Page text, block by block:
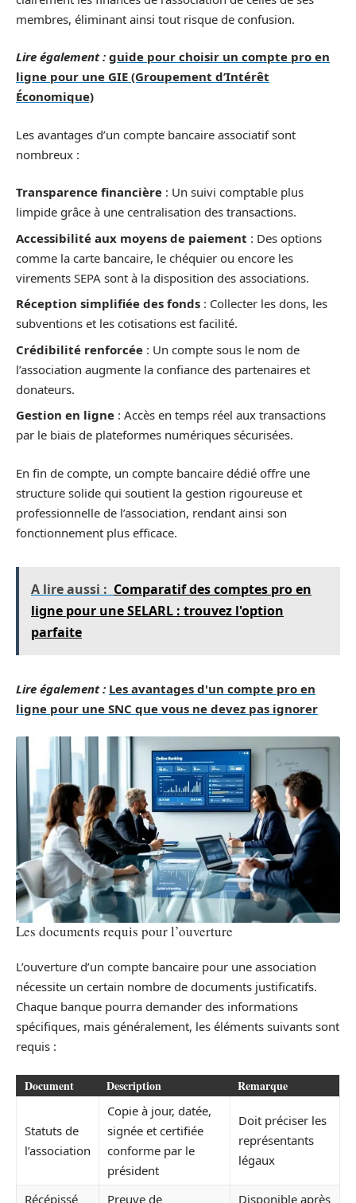
membres, éliminant ainsi tout risque de confusion.
Lire également : guide pour choisir un compte pro en
ligne pour une GIE (Groupement d’Intérêt
Économique)
Les avantages d’un compte bancaire associatif sont
nombreux :
Transparence financière : Un suivi comptable plus
limpide grâce à une centralisation des transactions.
Accessibilité aux moyens de paiement : Des options
comme la carte bancaire, le chéquier ou encore les
virements SEPA sont à la disposition des associations.
Réception simplifiée des fonds : Collecter les dons, les
subventions et les cotisations est facilité.
Crédibilité renforcée : Un compte sous le nom de
l’association augmente la confiance des partenaires et
donateurs.
Gestion en ligne : Accès en temps réel aux transactions
par le biais de plateformes numériques sécurisées.
En fin de compte, un compte bancaire dédié offre une
structure solide qui soutient la gestion rigoureuse et
professionnelle de l’association, rendant ainsi son
fonctionnement plus efficace.
A lire aussi : Comparatif des comptes pro en
ligne pour une SELARL : trouvez l'option
parfaite
Lire également : Les avantages d'un compte pro en
ligne pour une SNC que vous ne devez pas ignorer
Les documents requis pour l’ouverture
L’ouverture d’un compte bancaire pour une association
nécessite un certain nombre de documents justificatifs.
Chaque banque pourra demander des informations
spécifiques, mais généralement, les éléments suivants sont
requis :
Document Description Remarque
Statuts de
l’association
Copie à jour, datée,
signée et certifiée
conforme par le
président
Doit préciser les
représentants
légaux
Récépissé
Preuve de
Disponible après